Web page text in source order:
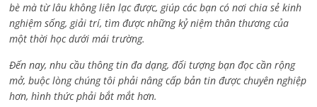
bè mà từ lâu không liên lạc được, giúp các bạn có nơi chia sẻ kinh
nghiệm sống, giải trí, tìm được những kỷ niệm thân thương của
một thời học dưới mái trường.
Đến nay, nhu cầu thông tin đa dạng, đối tượng bạn đọc cần rộng
mở, buộc lòng chúng tôi phải nâng cấp bản tin được chuyên nghiệp
hơn, hình thức phải bắt mắt hơn.